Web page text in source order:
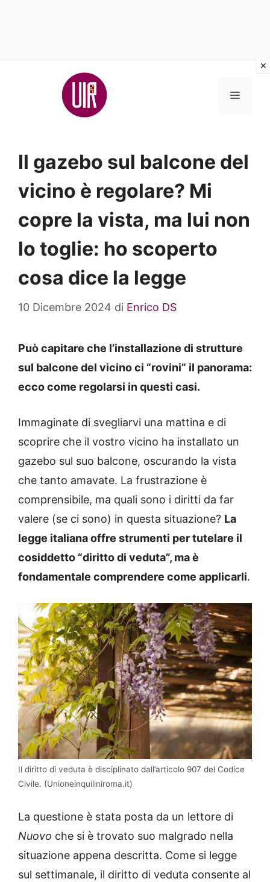
MENU
Il gazebo sul balcone del
vicino è regolare? Mi
copre la vista, ma lui non
lo toglie: ho scoperto
cosa dice la legge
10 Dicembre 2024 di Enrico DS
Può capitare che l’installazione di strutture
sul balcone del vicino ci “rovini” il panorama:
ecco come regolarsi in questi casi.
Immaginate di svegliarvi una mattina e di
scoprire che il vostro vicino ha installato un
gazebo sul suo balcone, oscurando la vista
che tanto amavate. La frustrazione è
comprensibile, ma quali sono i diritti da far
valere (se ci sono) in questa situazione? La
legge italiana offre strumenti per tutelare il
cosiddetto “diritto di veduta”, ma è
fondamentale comprendere come applicarli.
Il diritto di veduta è disciplinato dall’articolo 907 del Codice
Civile. (Unioneinquiliniroma.it)
La questione è stata posta da un lettore di
Nuovo che si è trovato suo malgrado nella
situazione appena descritta. Come si legge
sul settimanale, il diritto di veduta consente al